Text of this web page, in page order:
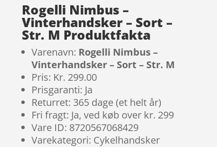
Rogelli Nimbus –
Vinterhandsker – Sort –
Str. M Produktfakta
Varenavn: Rogelli Nimbus –
Vinterhandsker – Sort – Str. M
Pris: Kr. 299.00
Prisgaranti: Ja
Returret: 365 dage (et helt år)
Fri fragt: Ja, ved køb over kr. 299
Vare ID: 8720567068429
Varekategori: Cykelhandsker